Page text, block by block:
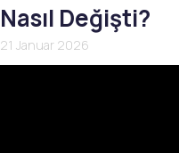
Nasıl Değişti?
21 Januar 2026